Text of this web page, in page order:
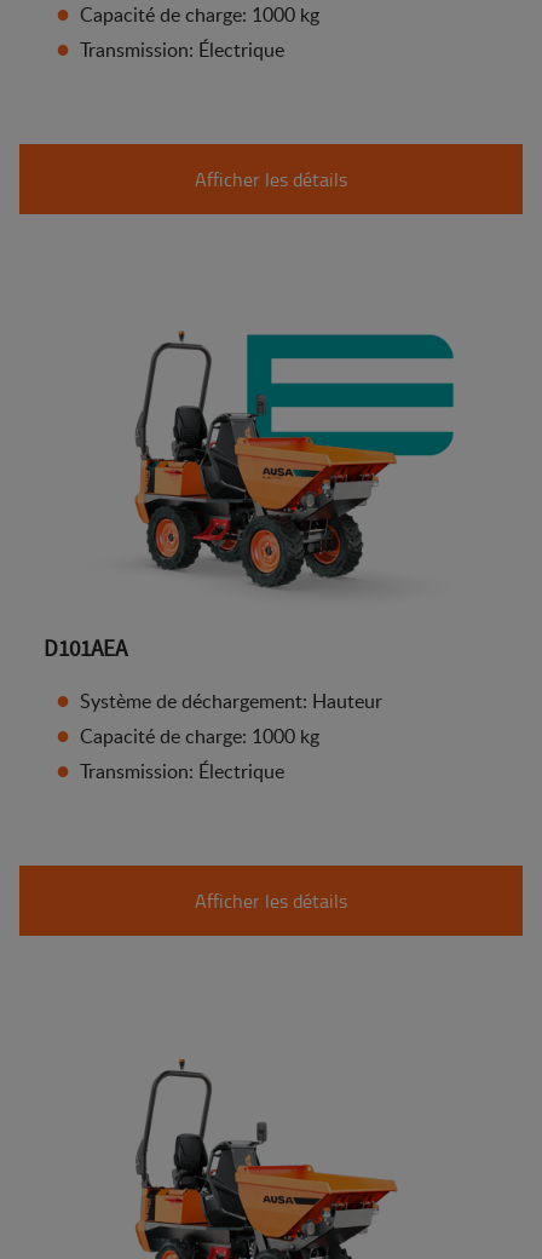
Capacité de charge: 1000 kg
Transmission: Électrique
Afficher les détails
D101AEA
Système de déchargement: Hauteur
Capacité de charge: 1000 kg
Transmission: Électrique
Afficher les détails